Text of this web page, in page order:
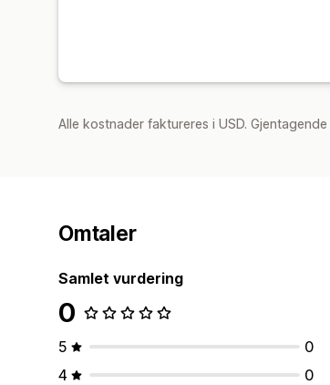
Alle kostnader faktureres i USD.
Omtaler
Samlet vurdering
0
5
0
4
0